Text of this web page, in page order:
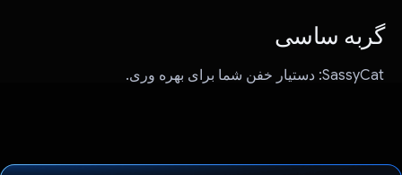
گربه ساسی
SassyCat: دستیار خفن شما برای بهره وری.